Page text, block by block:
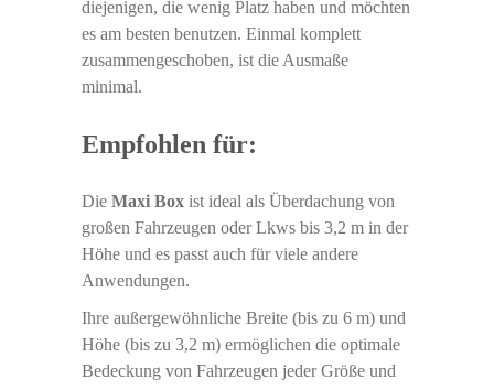
diejenigen, die wenig Platz haben und möchten
es am besten benutzen. Einmal komplett
zusammengeschoben, ist die Ausmaße
minimal.
Empfohlen für:
Die Maxi Box ist ideal als Überdachung von
großen Fahrzeugen oder Lkws bis 3,2 m in der
Höhe und es passt auch für viele andere
Anwendungen.
Ihre außergewöhnliche Breite (bis zu 6 m) und
Höhe (bis zu 3,2 m) ermöglichen die optimale
Bedeckung von Fahrzeugen jeder Größe und